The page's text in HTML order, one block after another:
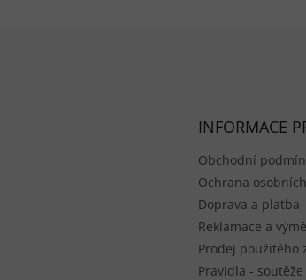
INFORMACE
Obchodní
Ochrana
Doprava a platba
Reklamace a
Prodej použitého
Pravidla - soutěže